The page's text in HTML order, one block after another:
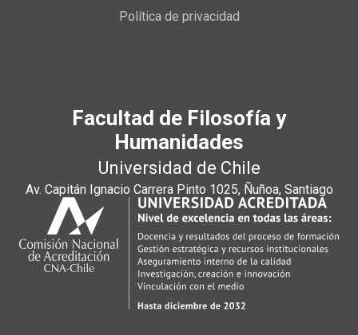
Política de privacidad
Facultad de Filosofía y
Humanidades
Universidad de Chile
Av. Capitán Ignacio Carrera Pinto 1025, Ñuñoa, Santiago